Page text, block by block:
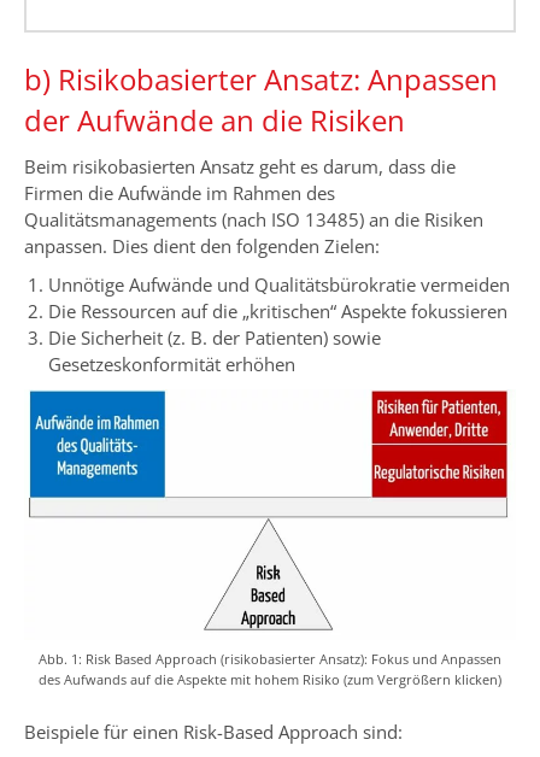
b) Risikobasierter Ansatz: Anpassen
der Aufwände an die Risiken
Beim risikobasierten Ansatz geht es darum, dass die
Firmen die Aufwände im Rahmen des
Qualitätsmanagements (nach ISO 13485) an die Risiken
anpassen. Dies dient den folgenden Zielen:
Unnötige Aufwände und Qualitätsbürokratie vermeiden
Die Ressourcen auf die „kritischen“ Aspekte fokussieren
Die Sicherheit (z. B. der Patienten) sowie
Gesetzeskonformität erhöhen
Abb. 1: Risk Based Approach (risikobasierter Ansatz): Fokus und Anpassen
des Aufwands auf die Aspekte mit hohem Risiko (zum Vergrößern klicken)
Beispiele für einen Risk-Based Approach sind: